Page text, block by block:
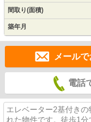
間取り(面積)
築年月
メール
電話
エレベーター2基付き
れた物件です。徒歩1分